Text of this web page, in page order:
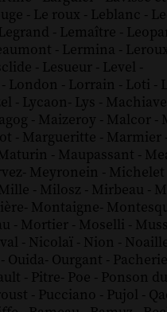
- Le roux - Leblanc -
Legrand - Lemaître -
- Lermina -
- Lesueur - Level -
- London - Lorrain - Loti -
- Lycaon- Lys -
- Maizeroy - Malcor -
- Margueritte - Marmier -
- Maupassant -
- Meyronein - Michelet
Mille - Milosz - Mirbeau -
- Montaigne-
- Mortier - Moselli -
- Nicolaï - Nion -
- Ouida- Ourgant - Pacherie
- Pitre- Poe - Ponson
- Pucciano - Pujol -